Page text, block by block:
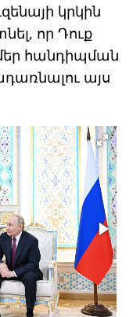
կրկին
որ Դուք
հանդիպման
այս